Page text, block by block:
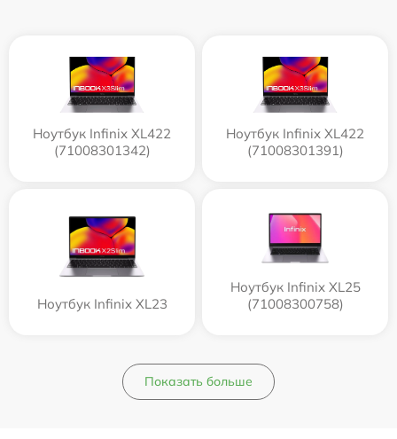
Ноутбук Infinix XL422
(71008301342)
Ноутбук Infinix XL422
(71008301391)
Ноутбук Infinix XL23
Ноутбук Infinix XL25
(71008300758)
Показать больше